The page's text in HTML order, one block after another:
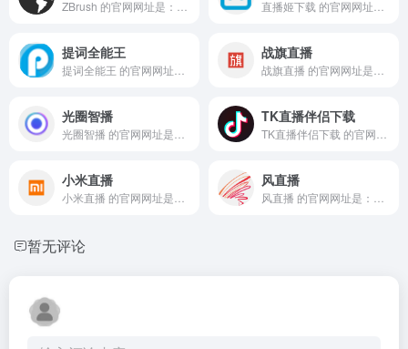
提词全能王 战旗直播
光圈智播 TK直播伴侣下载
小米直播 风直播
暂无评论